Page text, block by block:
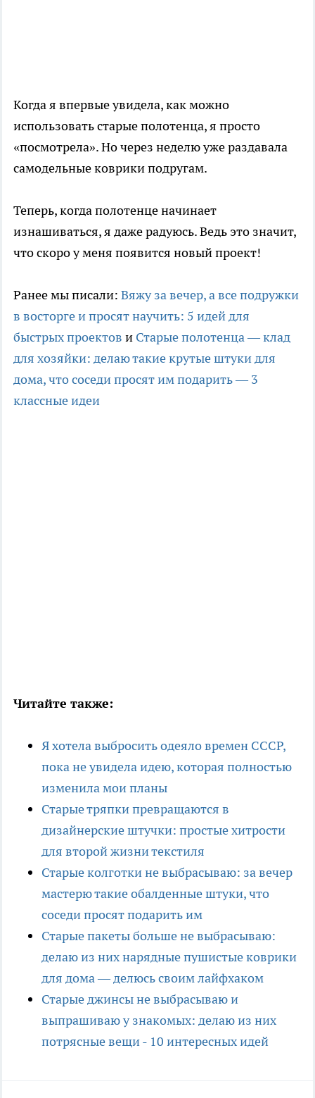
Когда я впервые увидела, как можно
использовать старые полотенца, я просто
«посмотрела». Но через неделю уже раздавала
самодельные коврики подругам.
Теперь, когда полотенце начинает
изнашиваться, я даже радуюсь. Ведь это значит,
что скоро у меня появится новый проект!
Ранее мы писали: Вяжу за вечер, а все подружки
в восторге и просят научить: 5 идей для
быстрых проектов и Старые полотенца — клад
для хозяйки: делаю такие крутые штуки для
дома, что соседи просят им подарить — 3
классные идеи
Читайте также:
Я хотела выбросить одеяло времен СССР,
пока не увидела идею, которая полностью
изменила мои планы
Старые тряпки превращаются в
дизайнерские штучки: простые хитрости
для второй жизни текстиля
Старые колготки не выбрасываю: за вечер
мастерю такие обалденные штуки, что
соседи просят подарить им
Старые пакеты больше не выбрасываю:
делаю из них нарядные пушистые коврики
для дома — делюсь своим лайфхаком
Старые джинсы не выбрасываю и
выпрашиваю у знакомых: делаю из них
потрясные вещи - 10 интересных идей